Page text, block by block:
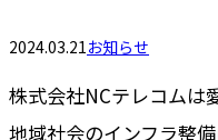
2024.03.21お知らせ
株式会社NCテレコムは
地域社会のインフラ整